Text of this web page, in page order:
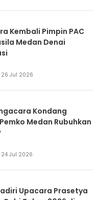
Kembali Pimpin PAC
Medan Denai
26 Jul 2026
Kondang
Medan Rubuhkan
24 Jul 2026
Upacara Prasetya